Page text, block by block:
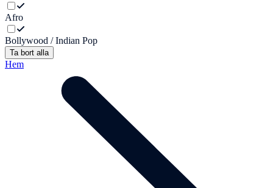
Afro
Bollywood / Indian Pop
Ta bort alla
Hem